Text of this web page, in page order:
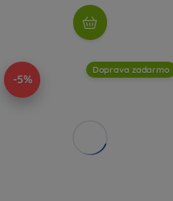
-5%
Doprava zadarmo